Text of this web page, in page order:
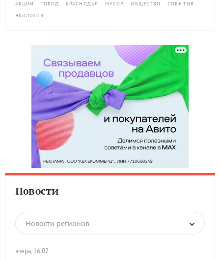
АКЦИИ ГОРОД КРАСНОДАР МУСОР ОБЩЕСТВО
СОБЫТИЯ
ЭКОЛОГИЯ
Новости
Новости регионов
вчера, 16:02